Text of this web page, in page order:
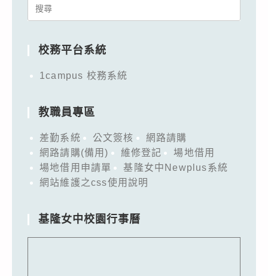
Search
校務平台系統
1campus 校務系統
教職員專區
差勤系統 公文簽核
網路請購
網路請購(備用)
維修登記
場地借用
場地借用申請單
基隆女中Newplus系統
網站維護之css使用說明
基隆女中校園行事曆